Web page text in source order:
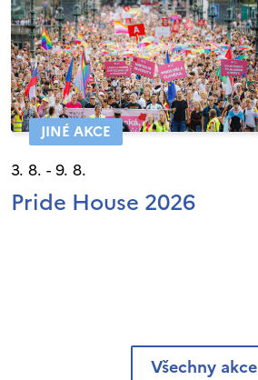
JINÉ AKCE
3. 8. - 9. 8.
Pride House 2026
Všechny akce